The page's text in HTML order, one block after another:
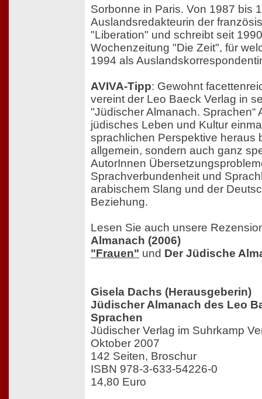
Sorbonne in Paris. Von 1987 bis
Auslandsredakteurin der
"Liberation" und schreibt seit
Wochenzeitung "Die Zeit", für
1994 als
AVIVA-Tipp: Gewohnt
vereint der Leo Baeck Verlag in
"Jüdischer Almanach. Sprachen“
jüdisches Leben und Kultur
sprachlichen Perspektive heraus
allgemein, sondern auch ganz
AutorInnen
Sprachverbundenheit und
arabischem Slang und der
Beziehung.
Lesen Sie auch unsere
Almanach (2006)
"Frauen" und Der Jüdische
Gisela Dachs (Herausgeberin)
Jüdischer Almanach des Leo
Sprachen
Jüdischer Verlag im Suhrkamp
Oktober 2007
142 Seiten, Broschur
ISBN 978-3-633-54226-0
14,80 Euro